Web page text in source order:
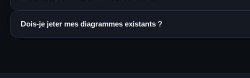
Dois-je jeter mes diagrammes existants ?